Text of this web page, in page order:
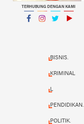
TERHUBUNG DENGAN KAMI
BISNIS.
KRIMINAL
L
PENDIDIKAN.
POLITIK.